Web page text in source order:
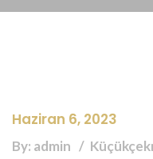
Haziran 6, 2023
By: admin